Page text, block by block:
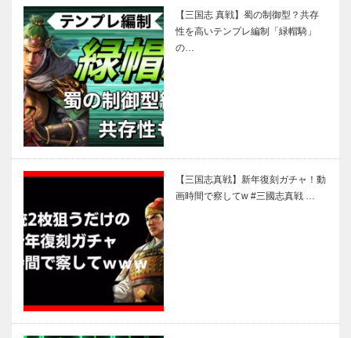
【三国志 真戦】蜀の制御型？共存
性を高いテンプレ編制「緑帽騎」
の…
【三国志真戦】新年復刻ガチャ！動
画時間で察してw #三國志真戦 …